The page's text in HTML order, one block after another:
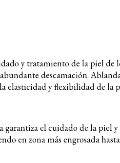
y tratamiento de la piel de
abundante descamación.
elasticidad y flexibilidad de la
garantiza el cuidado de la piel
en zona más engrosada